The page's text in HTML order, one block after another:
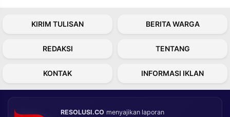
KIRIM TULISAN BERITA WARGA
REDAKSI TENTANG
KONTAK INFORMASI IKLAN
RESOLUSI.CO menyajikan laporan